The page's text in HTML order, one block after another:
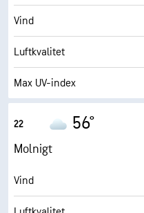
AccuLumen Brightness Index™
Molntäcke
Sikt
Vind
Luftkvalitet
Max UV-index
Fuktighet
Daggpunkt
AccuLumen Brightness Index™
22 56°
Molnigt
Vind